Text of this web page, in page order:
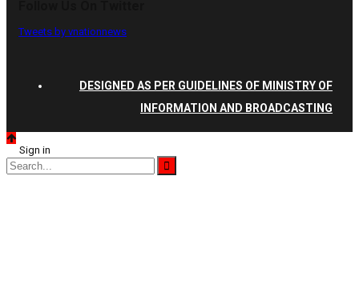
Tweets by vnationnews
DESIGNED AS PER GUIDELINES OF MINISTRY OF
INFORMATION AND BROADCASTING
Sign in